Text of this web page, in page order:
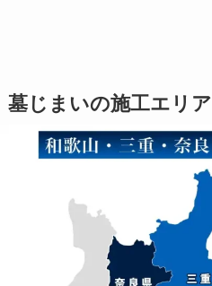
墓じまいの施工エリア